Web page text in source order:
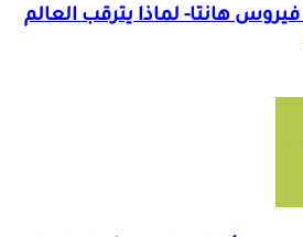
هانتا- لماذا يترقب العالم